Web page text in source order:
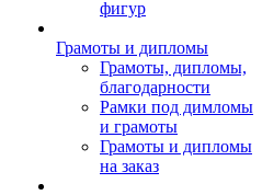
фигур
Грамоты и дипломы
Грамоты, дипломы,
благодарности
Рамки под димломы
и грамоты
Грамоты и дипломы
на заказ